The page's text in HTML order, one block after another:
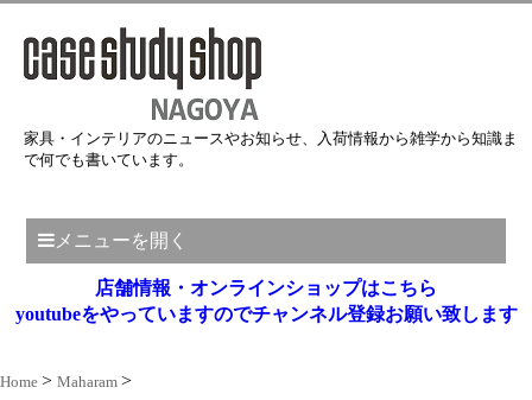
家具・インテリアのニュースやお知らせ、入荷情報から雑学から知識ま
で何でも書いています。
メニューを開く
店舗情報・オンラインショップはこちら
youtubeをやっていますのでチャンネル登録お願い致します
Home Maharam